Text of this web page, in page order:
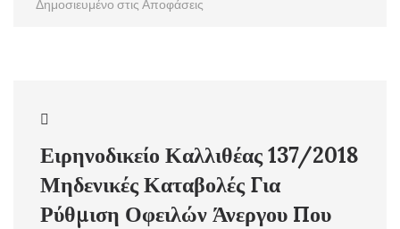
Δημοσιευμένο στις Αποφάσεις
Ειρηνοδικείο Καλλιθέας 137/2018
Μηδενικές Καταβολές Για
Ρύθμιση Οφειλών Άνεργου Που